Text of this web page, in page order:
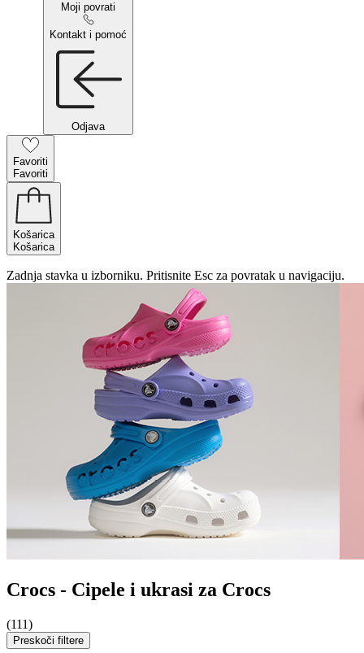
Moji povrati
Kontakt i pomoć
Odjava
Favoriti
Favoriti
Košarica
Košarica
Zadnja stavka u izborniku. Pritisnite Esc za povratak u navigaciju.
Crocs - Cipele i ukrasi za Crocs
(111)
Preskoči filtere